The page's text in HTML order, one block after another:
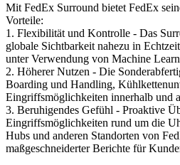
Mit FedEx Surround bietet FedEx
Vorteile:
1. Flexibilität und Kontrolle - Das
globale Sichtbarkeit nahezu in
unter Verwendung von Machine
2. Höherer Nutzen - Die
Boarding und Handling,
Eingriffsmöglichkeiten innerhalb und
3. Beruhigendes Gefühl - Proaktive
Eingriffsmöglichkeiten rund um die
Hubs und anderen Standorten von
maßgeschneiderter Berichte für